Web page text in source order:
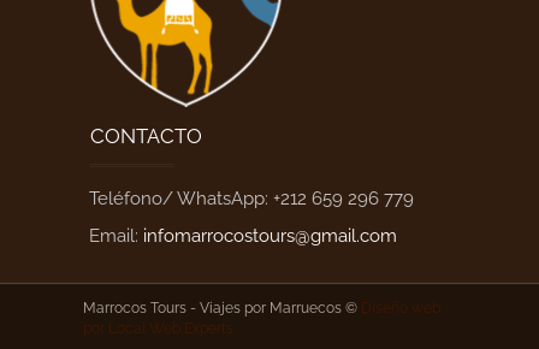
Marrocos Tours - Viajes por Marruecos © Diseño web
por Local Web Experts
Teléfono/ WhatsApp: +212 659 296 779
Email: infomarrocostours@gmail.com
CONTACTO